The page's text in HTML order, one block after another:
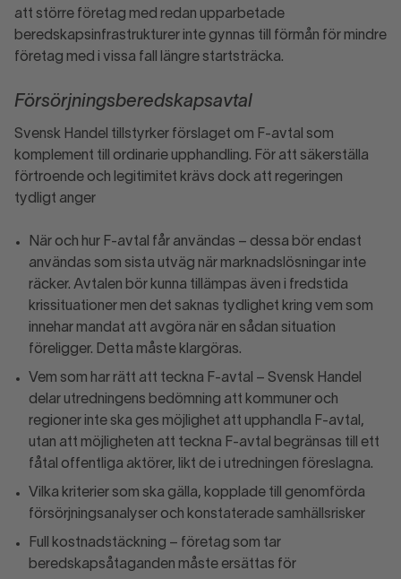
att större företag med redan upparbetade
beredskapsinfrastrukturer inte gynnas till förmån för mindre
företag med i vissa fall längre startsträcka.
Försörjningsberedskapsavtal
Svensk Handel tillstyrker förslaget om F-avtal som
komplement till ordinarie upphandling. För att säkerställa
förtroende och legitimitet krävs dock att regeringen
tydligt anger
När och hur F-avtal får användas – dessa bör endast
användas som sista utväg när marknadslösningar inte
räcker. Avtalen bör kunna tillämpas även i fredstida
krissituationer men det saknas tydlighet kring vem som
innehar mandat att avgöra när en sådan situation
föreligger. Detta måste klargöras.
Vem som har rätt att teckna F-avtal – Svensk Handel
delar utredningens bedömning att kommuner och
regioner inte ska ges möjlighet att upphandla F-avtal,
utan att möjligheten att teckna F-avtal begränsas till ett
fåtal offentliga aktörer, likt de i utredningen föreslagna.
Vilka kriterier som ska gälla, kopplade till genomförda
försörjningsanalyser och konstaterade samhällsrisker
Full kostnadstäckning – företag som tar
beredskapsåtaganden måste ersättas för